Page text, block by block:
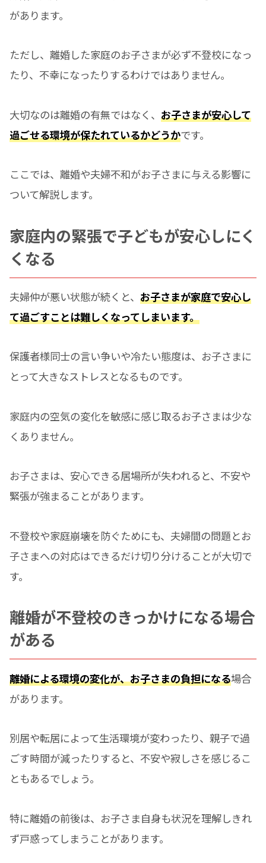
があります。
ただし、離婚した家庭のお子さまが必ず不登校になっ
たり、不幸になったりするわけではありません。
大切なのは離婚の有無ではなく、お子さまが安心して
過ごせる環境が保たれているかどうかです。
ここでは、離婚や夫婦不和がお子さまに与える影響に
ついて解説します。
家庭内の緊張で子どもが安心しにく
くなる
夫婦仲が悪い状態が続くと、お子さまが家庭で安心し
て過ごすことは難しくなってしまいます。
保護者様同士の言い争いや冷たい態度は、お子さまに
とって大きなストレスとなるものです。
家庭内の空気の変化を敏感に感じ取るお子さまは少な
くありません。
お子さまは、安心できる居場所が失われると、不安や
緊張が強まることがあります。
不登校や家庭崩壊を防ぐためにも、夫婦間の問題とお
子さまへの対応はできるだけ切り分けることが大切で
す。
離婚が不登校のきっかけになる場合
がある
離婚による環境の変化が、お子さまの負担になる場合
があります。
別居や転居によって生活環境が変わったり、親子で過
ごす時間が減ったりすると、不安や寂しさを感じるこ
ともあるでしょう。
特に離婚の前後は、お子さま自身も状況を理解しきれ
ず戸惑ってしまうことがあります。